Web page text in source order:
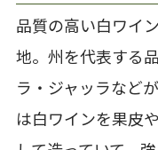
品質の高い白ワイ
地。州を代表する
ラ・ジャッラなど
は白ワインを果皮